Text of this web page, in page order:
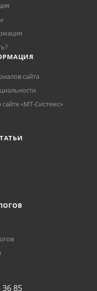
сайта
«МТ-Системс»
36 85